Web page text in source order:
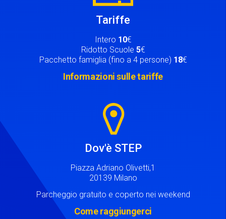
Tariffe
Intero 10€
Ridotto Scuole 5€
Pacchetto famiglia (fino a 4 persone) 18€
Informazioni sulle tariffe
Dov'è STEP
Piazza Adriano Olivetti,1
20139 Milano
Parcheggio gratuito e coperto nei weekend
Come raggiungerci